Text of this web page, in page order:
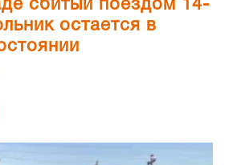
сбитый поездом 14-
остается в